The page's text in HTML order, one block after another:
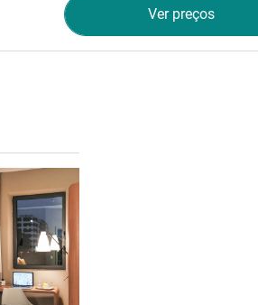
Ver preços